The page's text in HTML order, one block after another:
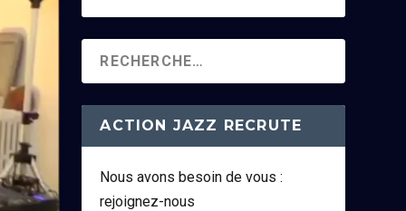
ACTION JAZZ RECRUTE
Nous avons besoin de vous :
rejoignez-nous